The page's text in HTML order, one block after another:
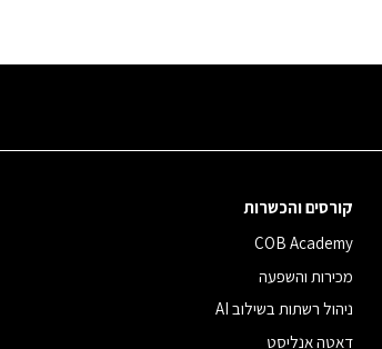
קורסים והכשרות
COB Academy
מכירות והשפעה
ניהול רשתות בשילוב AI
דאטה אנליסט